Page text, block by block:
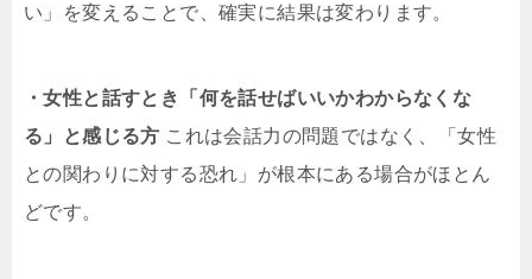
い」を変えることで、確実に結果は変わります。
・女性と話すとき「何を話せばいいかわからなくな
る」と感じる方 これは会話力の問題ではなく、「女性
との関わりに対する恐れ」が根本にある場合がほとん
どです。